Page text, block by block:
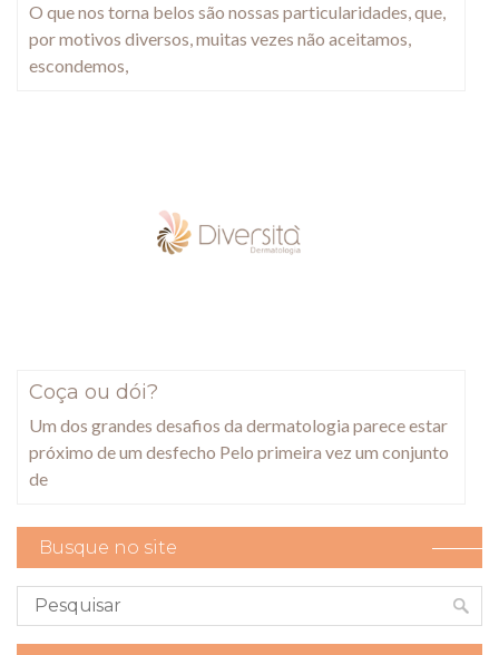
O que nos torna belos são nossas particularidades, que,
por motivos diversos, muitas vezes não aceitamos,
escondemos,
Coça ou dói?
Um dos grandes desafios da dermatologia parece estar
próximo de um desfecho Pelo primeira vez um conjunto
de
Busque no site